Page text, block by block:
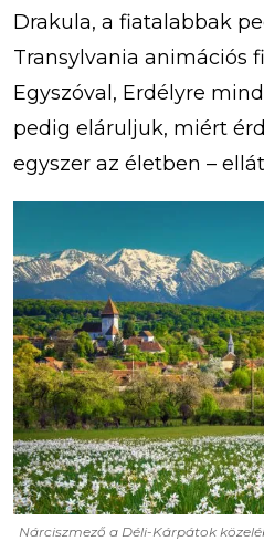
Drakula, a fiatalabbak
Transylvania animációs
Egyszóval, Erdélyre
pedig eláruljuk, miért
egyszer az életben –
Nárciszmező a Déli-Kárpátok